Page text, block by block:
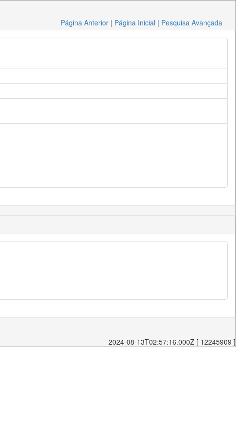
Página Anterior | Página Inicial | Pesquisa Avançada
2024-08-13T02:57:16.000Z [ 12245909 ]